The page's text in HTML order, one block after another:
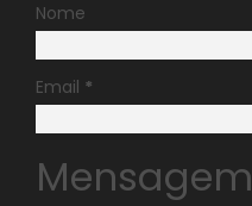
Nome
Email *
Mensagem